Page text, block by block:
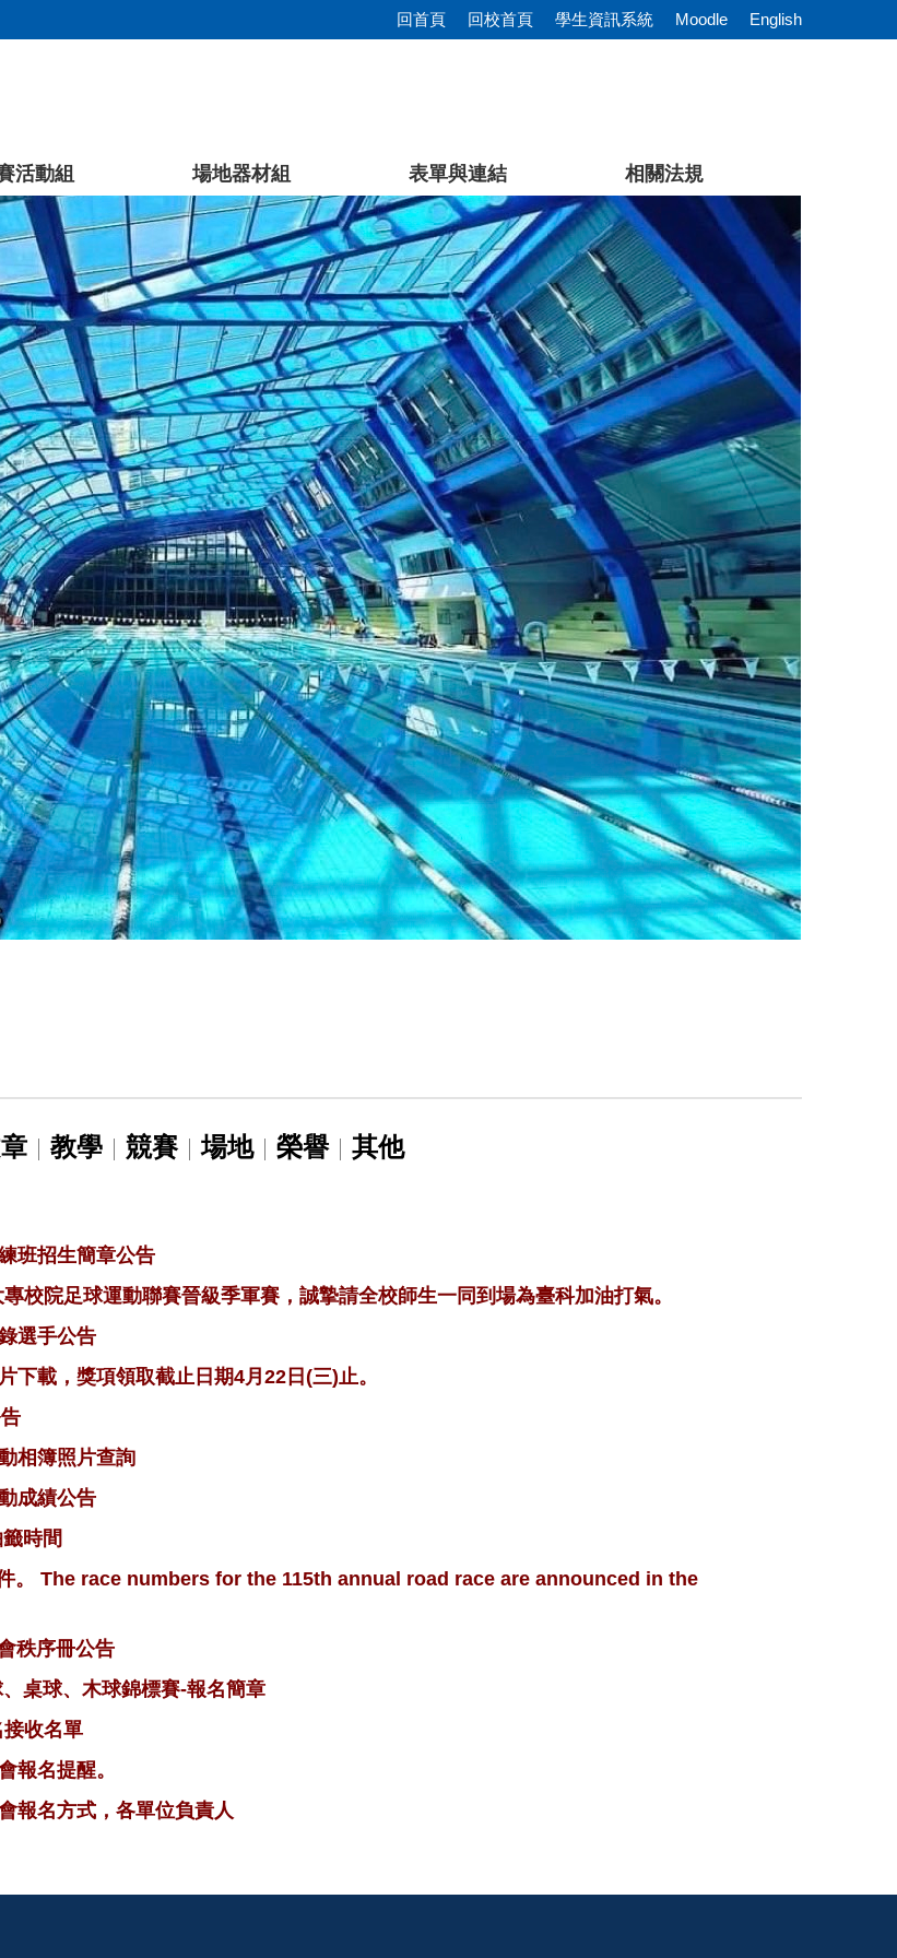
回首頁 回校首頁 學生資訊系統 Moodle English
活動組 場地器材組 表單與連結 相關法規
教學 競賽 場地 榮譽 其他
班招生簡章公告
校院足球運動聯賽晉級季軍賽，誠摯請全校師生一同到場為臺科加油打氣。
選手公告
載，獎項領取截止日期4月22日(三)止。
相簿照片查詢
成績公告
時間
。 The race numbers for the 115th annual road race are announced in the
秩序冊公告
桌球、木球錦標賽-報名簡章
收名單
報名提醒。
報名方式，各單位負責人